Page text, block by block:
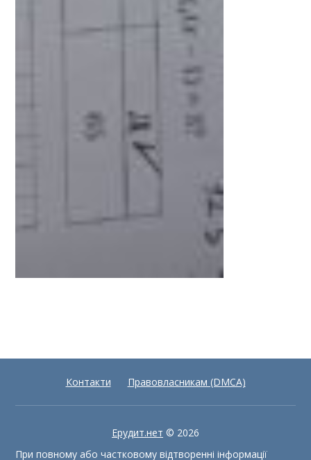
Контакти Правовласникам (DMCA)
Ерудит.нет © 2026
При повному або частковому відтворенні інформації